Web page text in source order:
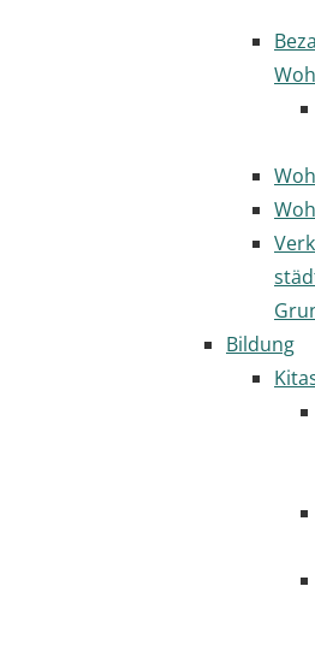
Bildung